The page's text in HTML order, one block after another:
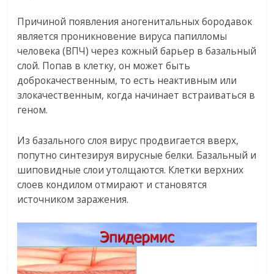
Причиной появления аногенитальных бородавок
является проникновение вируса папилломы
человека (ВПЧ) через кожный барьер в базальный
слой. Попав в клетку, он может быть
доброкачественным, то есть неактивным или
злокачественным, когда начинает встраиваться в
геном.
Из базального слоя вирус продвигается вверх,
попутно синтезируя вирусные белки. Базальный и
шиповидные слои утолщаются. Клетки верхних
слоев кондилом отмирают и становятся
источником заражения.